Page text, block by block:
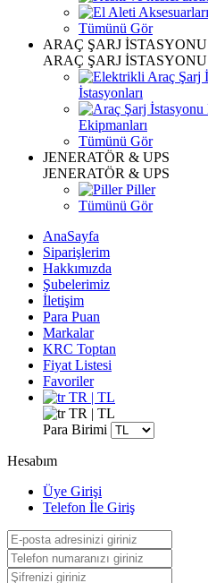
Tümünü Gör
ARAÇ ŞARJ İSTASYONU
ARAÇ ŞARJ İSTASYONU
İstasyonları
Ekipmanları
Tümünü Gör
JENERATÖR & UPS
JENERATÖR & UPS
Piller
Tümünü Gör
AnaSayfa
Siparişlerim
Hakkımızda
Şubelerimiz
İletişim
Para Puan
Markalar
KRC Toptan
Fiyat Listesi
Favoriler
TR | TL
TR | TL
Para Birimi
Hesabım
Üye Girişi
Telefon İle Giriş